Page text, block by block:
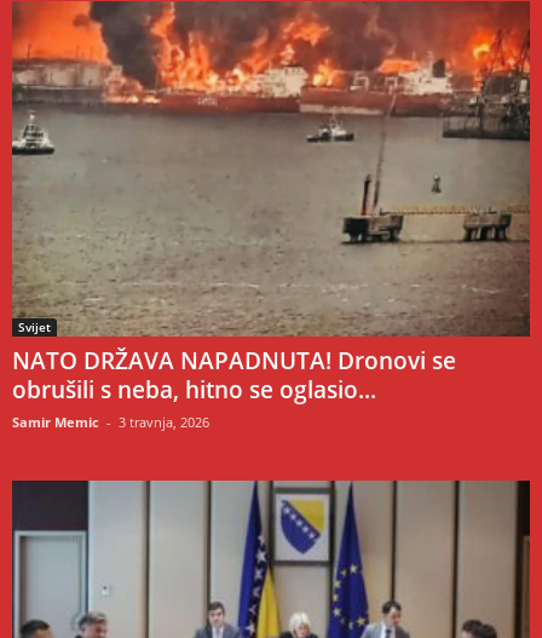
Svijet
NATO DRŽAVA NAPADNUTA! Dronovi se
obrušili s neba, hitno se oglasio...
Samir Memic - 3 travnja, 2026